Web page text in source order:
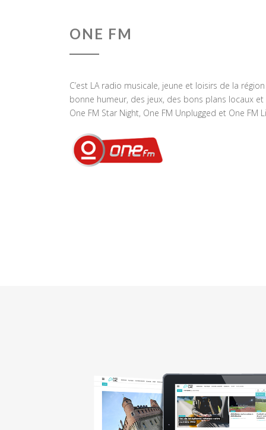
ONE FM
C’est LA radio musicale, jeune et loisirs de la
bonne humeur, des jeux, des bons plans locaux
One FM Star Night, One FM Unplugged et One FM